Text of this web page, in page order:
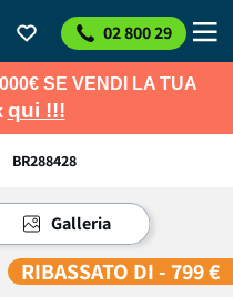
02 800 29
SE VENDI LA TUA
qui !!!
BR288428
Galleria
RIBASSATO DI - 799 €